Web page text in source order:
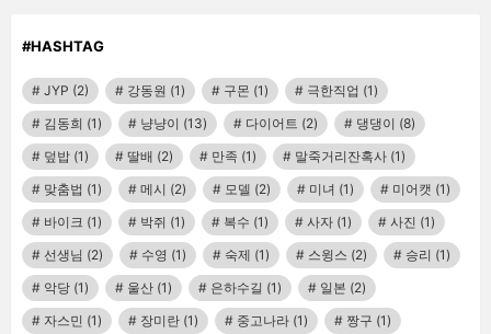
#HASHTAG
JYP (2) 강동원 (1) 구몬 (1) 극한직업 (1)
김동희 (1) 냥냥이 (13) 다이어트 (2) 댕댕이 (8)
덮밥 (1) 딸배 (2) 만족 (1) 말죽거리잔혹사 (1)
맞춤법 (1) 메시 (2) 모델 (2) 미녀 (1) 미어캣 (1)
바이크 (1) 박쥐 (1) 복수 (1) 사자 (1) 사진 (1)
선생님 (2) 수영 (1) 숙제 (1) 스윙스 (2) 승리 (1)
악당 (1) 울산 (1) 은하수길 (1) 일본 (2)
자스민 (1) 장미란 (1) 중고나라 (1) 짱구 (1)